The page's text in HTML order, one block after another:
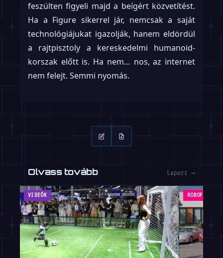
feszülten figyeli majd a beígért közvetítést.
Ha a Figure sikerrel jár, nemcsak a saját
technológiájukat igazolják, hanem eldördül
a rajtpisztoly a kereskedelmi humanoid-
korszak előtt is. Ha nem… nos, az internet
nem felejt. Semmi nyomás.
Olvass tovább Lapozz →
VIDEÓK ROBOFEED